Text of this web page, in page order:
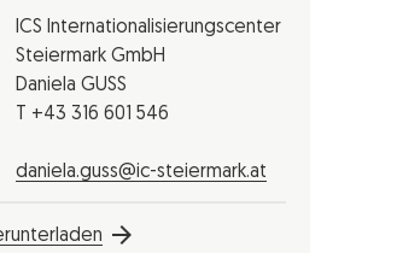
ICS Internationalisierungscenter
Steiermark GmbH
Daniela GUSS
T +43 316 601 546
daniela.guss@ic-steiermark.at